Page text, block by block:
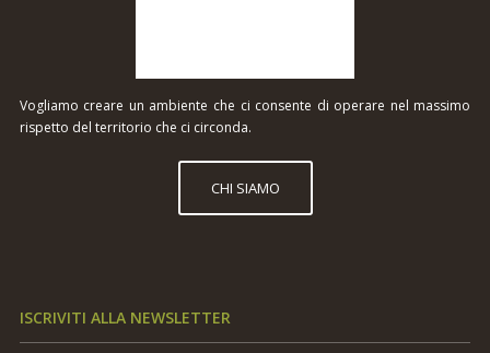
Vogliamo creare un ambiente che ci consente di operare nel massimo
rispetto del territorio che ci circonda.
CHI SIAMO
ISCRIVITI ALLA NEWSLETTER